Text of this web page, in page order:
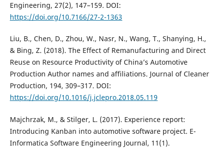
Engineering, 27(2), 147–159. DOI:
https://doi.org/10.7166/27-2-1363
Liu, B., Chen, D., Zhou, W., Nasr, N., Wang, T., Shanying, H.,
& Bing, Z. (2018). The Effect of Remanufacturing and Direct
Reuse on Resource Productivity of China’s Automotive
Production Author names and affiliations. Journal of Cleaner
Production, 194, 309–317. DOI:
https://doi.org/10.1016/j.jclepro.2018.05.119
Majchrzak, M., & Stilger, L. (2017). Experience report:
Introducing Kanban into automotive software project. E-
Informatica Software Engineering Journal, 11(1).